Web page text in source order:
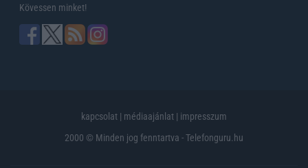
Kövessen minket!
kapcsolat | médiaajánlat | impresszum
2000 © Minden jog fenntartva - Telefonguru.hu